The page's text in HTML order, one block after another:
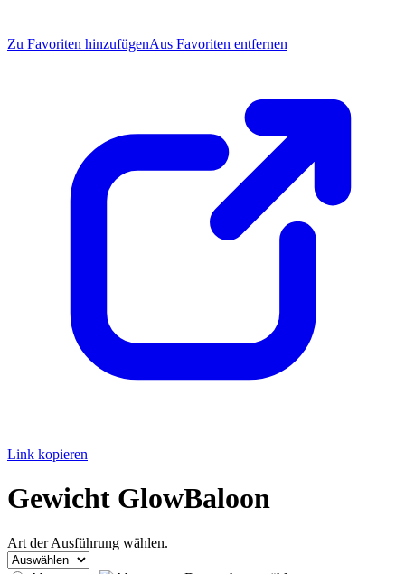
Zu Favoriten hinzufügenAus Favoriten entfernen
Link kopieren
Gewicht GlowBaloon
Art der Ausführung wählen.